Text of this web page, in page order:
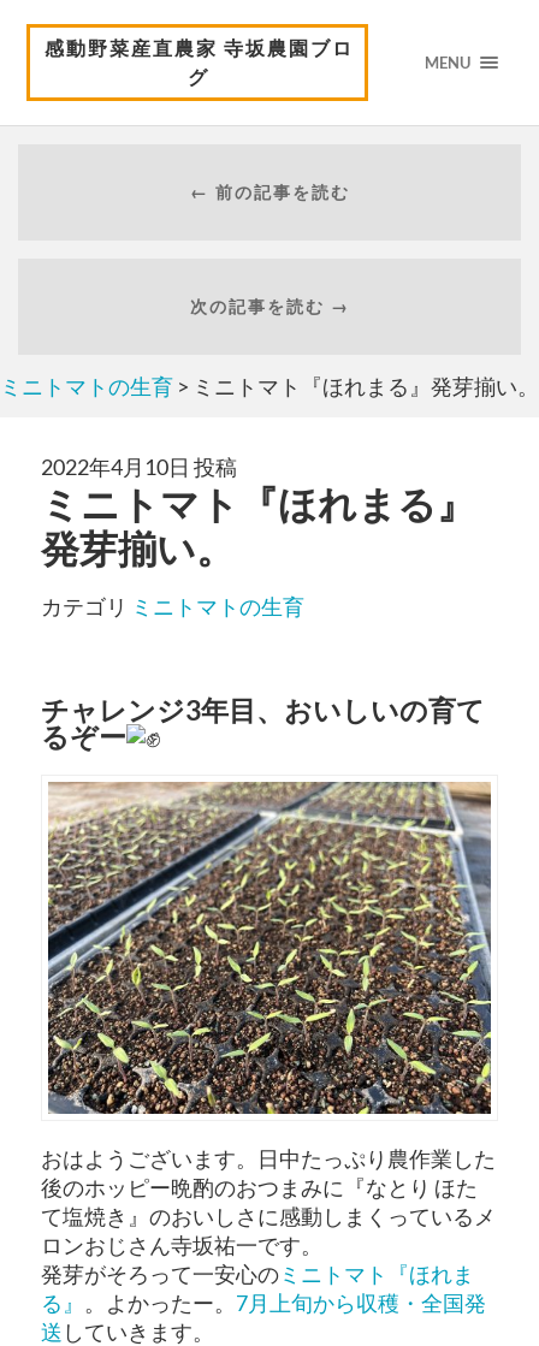
感動野菜産直農家 寺坂農園ブロ
グ
MENU
← 前の記事を読む
次の記事を読む →
ミニトマトの生育 > ミニトマト『ほれまる』発芽揃い。
2022年4月10日 投稿
ミニトマト『ほれまる』
発芽揃い。
カテゴリ ミニトマトの生育
チャレンジ3年目、おいしいの育て
るぞー
おはようございます。日中たっぷり農作業した
後のホッピー晩酌のおつまみに『なとり ほた
て塩焼き』のおいしさに感動しまくっているメ
ロンおじさん寺坂祐一です。
発芽がそろって一安心のミニトマト『ほれま
る』 。よかったー。 7月上旬から収穫・全国発
送 していきます。